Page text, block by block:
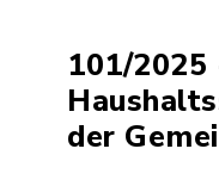
101/2025
der